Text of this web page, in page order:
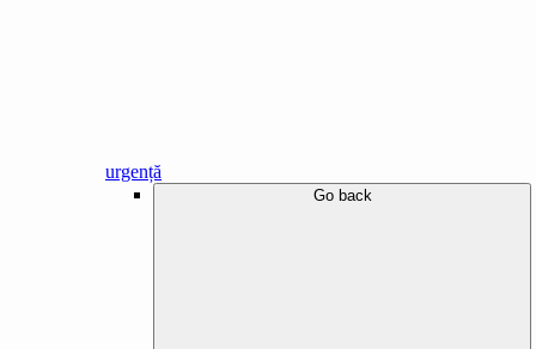
urgență
Go back